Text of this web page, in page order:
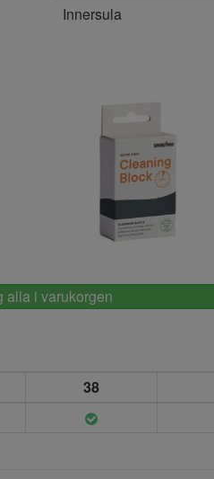
Innersula
alla i varukorgen
38